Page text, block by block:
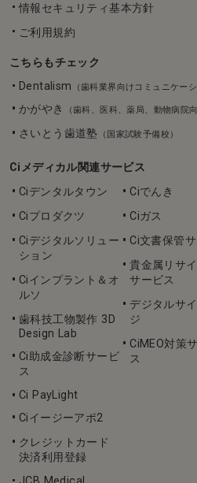
情報セキュリティ基本方針
ご利用規約
こちらもチェック
Dentalism
（歯科業界向けコミュニケー
かがやき （歯科、医科、薬局、動物病院
さいとう歯道塾 （国家試験予備校）
Ciメディカル関連サービス
Ciデンタルタウン
Ciプロダクツ
Ciデジタルソリュー
ション
Ciインプラント＆オ
ルソ
歯科技工物製作 3D
Design Lab
Ci助成金診断サービ
ス
Ci PayLight
Ciイージーアポ2
クレジットカード
決済利用登録
Ciでんき
Ciガス
Ci文書保管
貴金属リサ
サービス
デジタルサ
ジ
CiMEO対策
ス